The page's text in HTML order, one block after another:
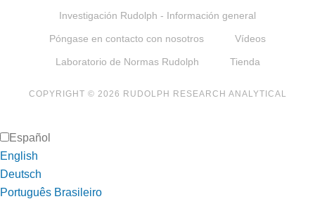
Investigación Rudolph - Información general
Póngase en contacto con nosotros Vídeos
Laboratorio de Normas Rudolph Tienda
COPYRIGHT © 2026 RUDOLPH RESEARCH ANALYTICAL
Español
English
Deutsch
Português Brasileiro